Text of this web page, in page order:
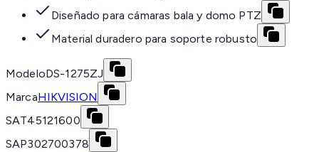
Diseñado para cámaras bala y domo PTZ
Material duradero para soporte robusto
ModeloDS-1275ZJ
MarcaHIKVISION
SAT45121600
SAP302700378